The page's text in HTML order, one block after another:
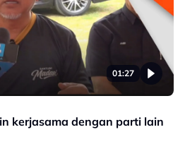
01:27
kerjasama dengan parti lain